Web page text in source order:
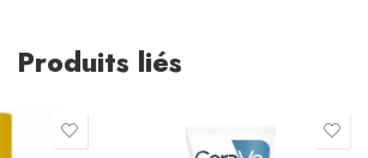
Produits liés